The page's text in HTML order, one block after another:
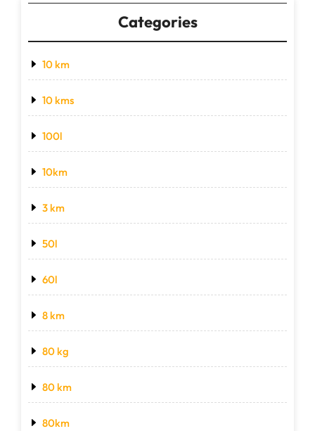
Categories
10 km
10 kms
100l
10km
3 km
50l
60l
8 km
80 kg
80 km
80km